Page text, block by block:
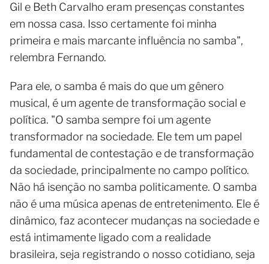
Gil e Beth Carvalho eram presenças constantes
em nossa casa. Isso certamente foi minha
primeira e mais marcante influência no samba",
relembra Fernando.
Para ele, o samba é mais do que um gênero
musical, é um agente de transformação social e
política. "O samba sempre foi um agente
transformador na sociedade. Ele tem um papel
fundamental de contestação e de transformação
da sociedade, principalmente no campo político.
Não há isenção no samba politicamente. O samba
não é uma música apenas de entretenimento. Ele é
dinâmico, faz acontecer mudanças na sociedade e
está intimamente ligado com a realidade
brasileira, seja registrando o nosso cotidiano, seja